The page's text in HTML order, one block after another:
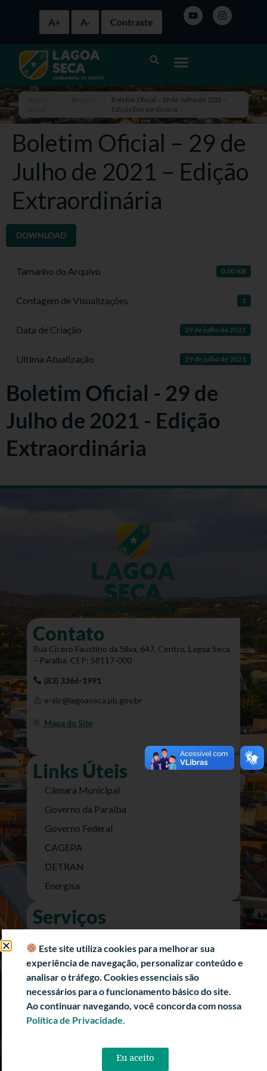
A+ A- Contraste
Boletim Oficial – 29 de Julho de 2021 –
Edição Extraordinária
Boletim Oficial – 29 de
Julho de 2021 – Edição
Extraordinária
DOWNLOAD
Tamanho do Arquivo 0.00 KB
Contagem de Visualizações 1
Data de Criação 29 de julho de 2021
Ultima Atualização 29 de julho de 2021
Boletim Oficial - 29 de
Julho de 2021 - Edição
Extraordinária
Contato
Rua Cícero Faustino da Silva, 647, Centro, Lagoa Seca
– Paraíba. CEP: 58117-000
(83) 3366-1991
e-sic@lagoaseca.pb.gov.br
Mapa do Site
Links Úteis
Câmara Municipal
Governo da Paraíba
Governo Federal
CAGEPA
DETRAN
Energisa
Serviços
e-SIC (Acesso a Informação)
Transparência Fiscal
História
Informações Turísticas
Este site utiliza cookies para melhorar sua
experiência de navegação, personalizar conteúdo e
analisar o tráfego. Cookies essenciais são
necessários para o funcionamento básico do site.
Ao continuar navegando, você concorda com nossa
Política de Privacidade.
Eu aceito